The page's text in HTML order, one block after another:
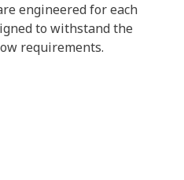
engineered for each
requirements.